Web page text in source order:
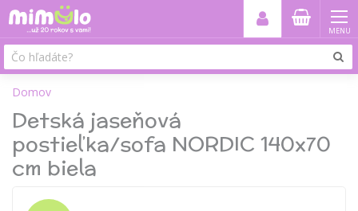
MENU
Domov
Detská jaseňová
postieľka/sofa NORDIC 140x70
cm biela